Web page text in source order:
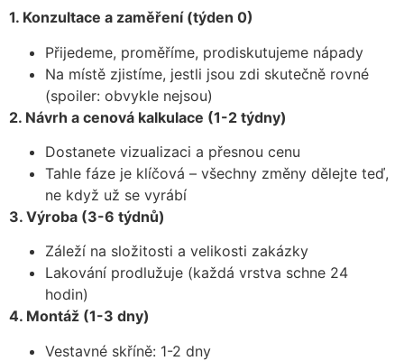
1. Konzultace a zaměření (týden 0)
Přijedeme, proměříme, prodiskutujeme nápady
Na místě zjistíme, jestli jsou zdi skutečně rovné
(spoiler: obvykle nejsou)
2. Návrh a cenová kalkulace (1-2 týdny)
Dostanete vizualizaci a přesnou cenu
Tahle fáze je klíčová – všechny změny dělejte teď,
ne když už se vyrábí
3. Výroba (3-6 týdnů)
Záleží na složitosti a velikosti zakázky
Lakování prodlužuje (každá vrstva schne 24
hodin)
4. Montáž (1-3 dny)
Vestavné skříně: 1-2 dny